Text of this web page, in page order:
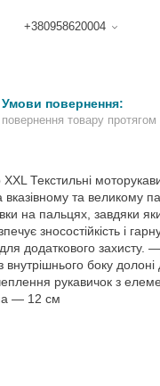
+380958620004
повернення товару протягом
Текстильні
та великому
на пальцях, завдяки
зносостійкість і
додаткового захисту.
боку
рукавичок з
— 12 см